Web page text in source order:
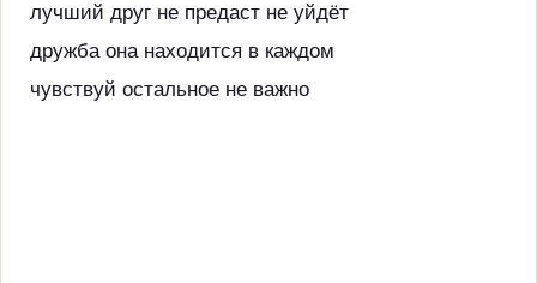
лучший друг не предаст не уйдёт
дружба она находится в каждом
чувствуй остальное не важно